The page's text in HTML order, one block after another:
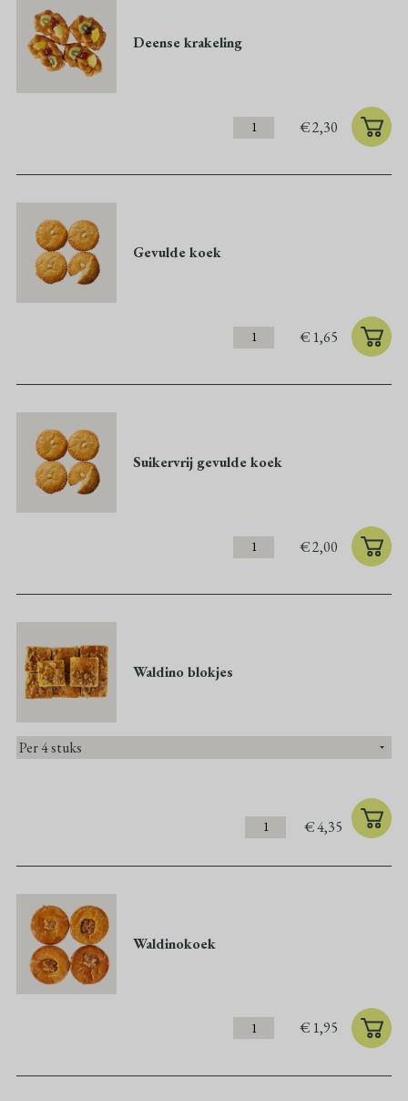
Deense krakeling
€2,30
Gevulde koek
€ 1,65
Suikervrij gevulde koek
€2,00
Waldino blokjes
€4,35
Waldinokoek
€ 1,95